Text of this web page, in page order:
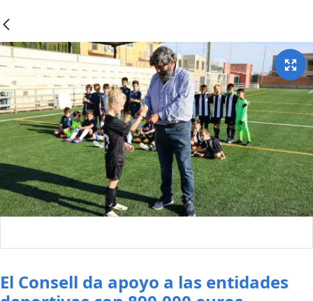
El Consell da apoyo a las entidades